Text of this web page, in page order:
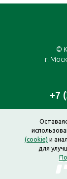
©
г.
+7
(cookie) и
для